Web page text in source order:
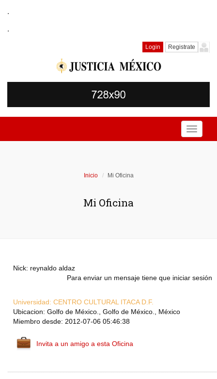
.
.
Login Registrate
Toggle
Inicio Mi Oficina
Mi Oficina
Nick: reynaldo aldaz
Para enviar un mensaje tiene que iniciar sesión
Universidad: CENTRO CULTURAL ITACA D.F.
Ubicacion: Golfo de México., Golfo de México., México
Miembro desde: 2012-07-06 05:46:38
Invita a un amigo a esta Oficina